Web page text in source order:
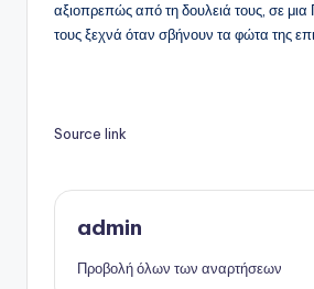
αξιοπρεπώς από τη δουλειά τους, σε μια
τους ξεχνά όταν σβήνουν τα φώτα της
Source link
admin
Προβολή όλων των αναρτήσεων